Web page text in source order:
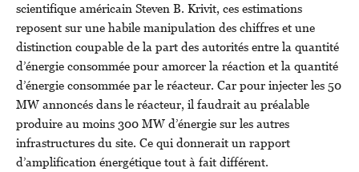
scientifique américain Steven B. Krivit, ces estimations
reposent sur une habile manipulation des chiffres et une
distinction coupable de la part des autorités entre la quantité
d’énergie consommée pour amorcer la réaction et la quantité
d’énergie consommée par le réacteur. Car pour injecter les 50
MW annoncés dans le réacteur, il faudrait au préalable
produire au moins 300 MW d’énergie sur les autres
infrastructures du site. Ce qui donnerait un rapport
d’amplification énergétique tout à fait différent.